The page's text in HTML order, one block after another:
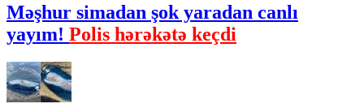
Məşhur simadan şok yaradan canlı
yayım! Polis hərəkətə keçdi